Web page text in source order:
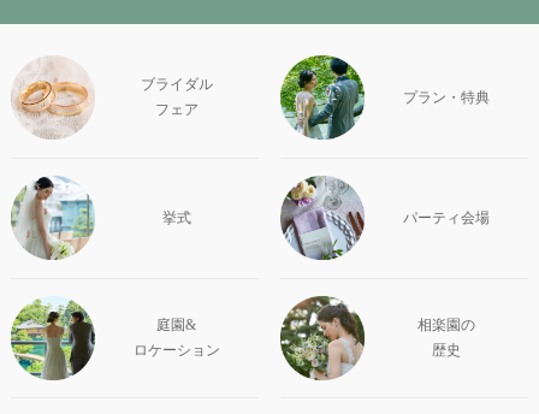
ブライダル
フェア
プラン・特典
挙式 パーティ会場
庭園&
ロケーション
相楽園の
歴史